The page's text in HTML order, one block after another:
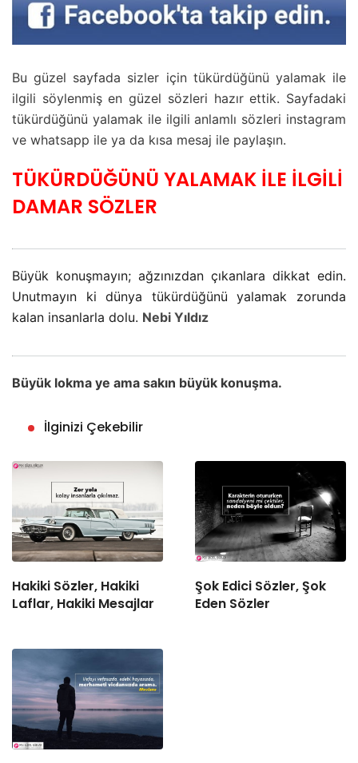
Bu güzel sayfada sizler için tükürdüğünü yalamak ile
ilgili söylenmiş en güzel sözleri hazır ettik. Sayfadaki
tükürdüğünü yalamak ile ilgili anlamlı sözleri instagram
ve whatsapp ile ya da kısa mesaj ile paylaşın.
TÜKÜRDÜĞÜNÜ YALAMAK İLE İLGİLİ
DAMAR SÖZLER
Büyük konuşmayın; ağzınızdan çıkanlara dikkat edin.
Unutmayın ki dünya tükürdüğünü yalamak zorunda
kalan insanlarla dolu. Nebi Yıldız
Büyük lokma ye ama sakın büyük konuşma.
İlginizi Çekebilir
Hakiki Sözler, Hakiki
Laflar, Hakiki Mesajlar
Şok Edici Sözler, Şok
Eden Sözler